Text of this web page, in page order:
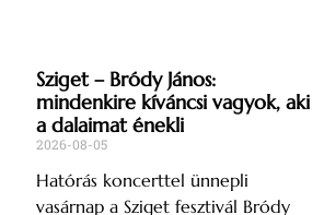
Sziget – Bródy János:
mindenkire kíváncsi vagyok, aki
a dalaimat énekli
2026-08-05
Hatórás koncerttel ünnepli
vasárnap a Sziget fesztivál Bródy